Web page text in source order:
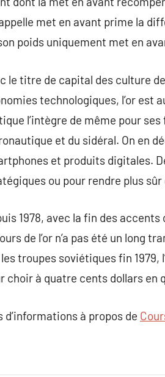
met en avant prime la
poids uniquement met en
le titre de capital des culture
technologiques, l’or est
l’intègre de même pour
et du sidéral. On en
et produits digitales.
ou pour rendre plus
1978, avec la fin des
de l’or n’a pas été un long
troupes soviétiques fin 1979,
choir à quatre cents dollars en
d’informations à propos de